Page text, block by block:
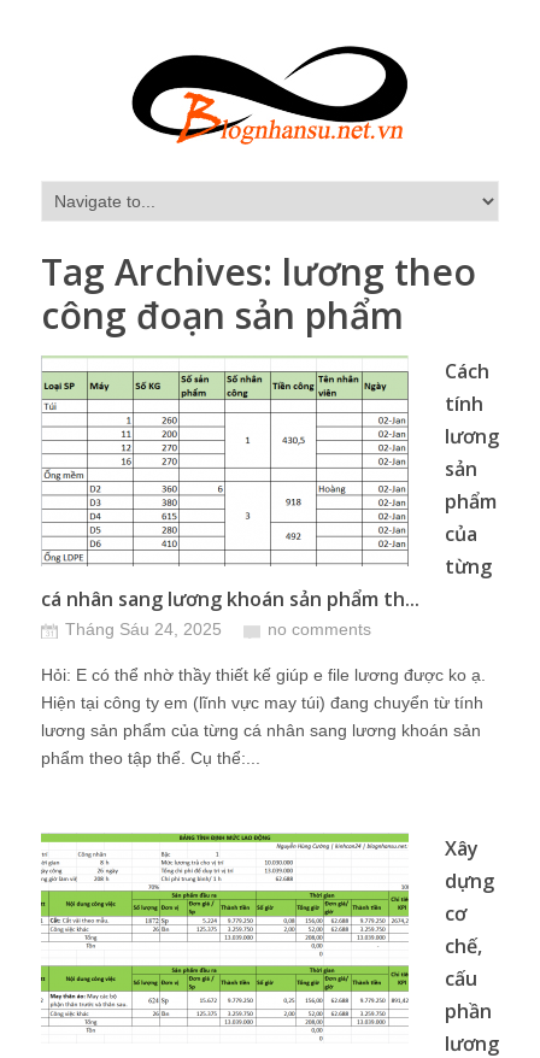
Tag Archives: lương theo
công đoạn sản phẩm
Cách
tính
lương
sản
phẩm
của
từng
cá nhân sang lương khoán sản phẩm th...
Tháng Sáu 24, 2025 no comments
Hỏi: E có thể nhờ thầy thiết kế giúp e file lương được ko ạ.
Hiện tại công ty em (lĩnh vực may túi) đang chuyển từ tính
lương sản phẩm của từng cá nhân sang lương khoán sản
phẩm theo tập thể. Cụ thể:...
Xây
dựng
cơ
chế,
cấu
phần
lương